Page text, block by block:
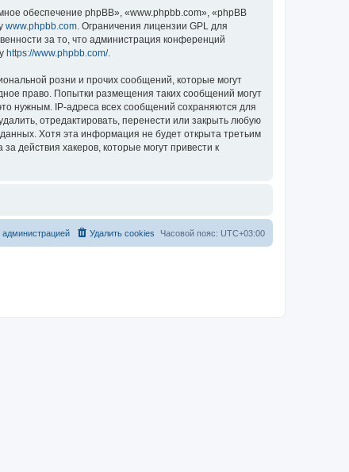
обеспечение phpBB», «www.phpbb.com», «phpBB
www.phpbb.com . Ограничения лицензии GPL для
за то, что администрация конференций
https://www.phpbb.com/.
розни и прочих сообщений, которые могут
право. Попытки размещения таких сообщений могут
нужным. IP-адреса всех сообщений сохраняются для
отредактировать, перенести или закрыть любую
Хотя эта информация не будет открыта третьим
действия хакеров, которые могут привести к
Часовой пояс: UTC+03:00
Удалить cookies
администрацией